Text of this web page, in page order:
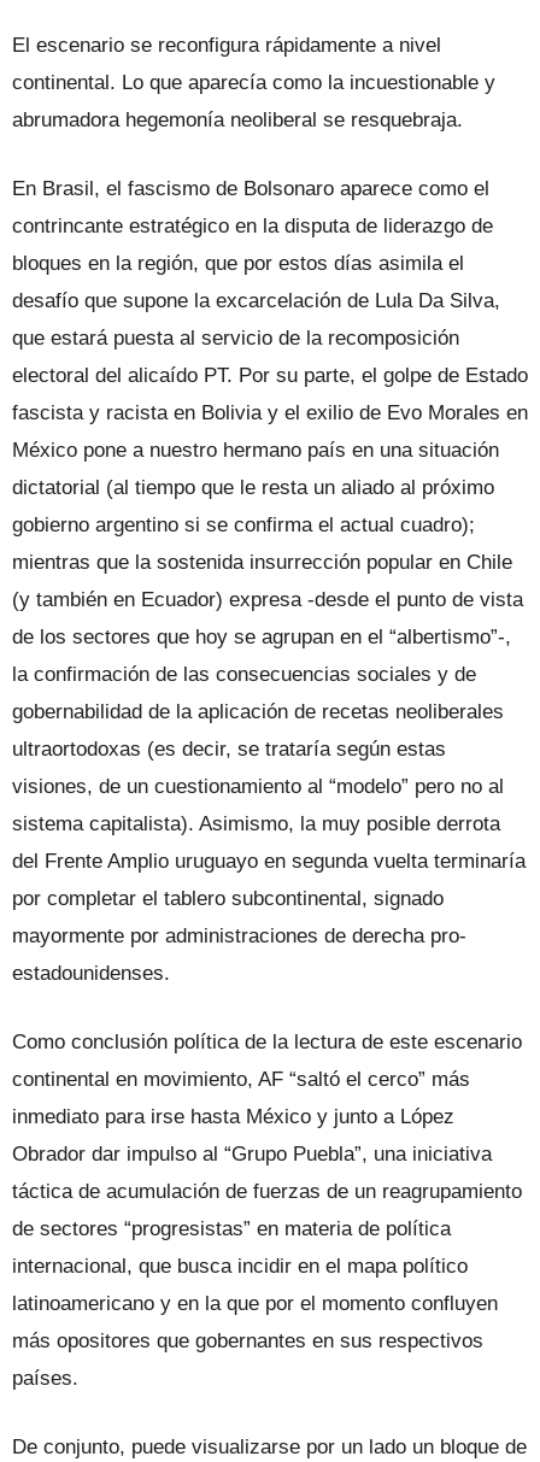
El escenario se reconfigura rápidamente a nivel
continental. Lo que aparecía como la incuestionable y
abrumadora hegemonía neoliberal se resquebraja.
En Brasil, el fascismo de Bolsonaro aparece como el
contrincante estratégico en la disputa de liderazgo de
bloques en la región, que por estos días asimila el
desafío que supone la excarcelación de Lula Da Silva,
que estará puesta al servicio de la recomposición
electoral del alicaído PT. Por su parte, el golpe de Estado
fascista y racista en Bolivia y el exilio de Evo Morales en
México pone a nuestro hermano país en una situación
dictatorial (al tiempo que le resta un aliado al próximo
gobierno argentino si se confirma el actual cuadro);
mientras que la sostenida insurrección popular en Chile
(y también en Ecuador) expresa -desde el punto de vista
de los sectores que hoy se agrupan en el “albertismo”-,
la confirmación de las consecuencias sociales y de
gobernabilidad de la aplicación de recetas neoliberales
ultraortodoxas (es decir, se trataría según estas
visiones, de un cuestionamiento al “modelo” pero no al
sistema capitalista). Asimismo, la muy posible derrota
del Frente Amplio uruguayo en segunda vuelta terminaría
por completar el tablero subcontinental, signado
mayormente por administraciones de derecha pro-
estadounidenses.
Como conclusión política de la lectura de este escenario
continental en movimiento, AF “saltó el cerco” más
inmediato para irse hasta México y junto a López
Obrador dar impulso al “Grupo Puebla”, una iniciativa
táctica de acumulación de fuerzas de un reagrupamiento
de sectores “progresistas” en materia de política
internacional, que busca incidir en el mapa político
latinoamericano y en la que por el momento confluyen
más opositores que gobernantes en sus respectivos
países.
De conjunto, puede visualizarse por un lado un bloque de